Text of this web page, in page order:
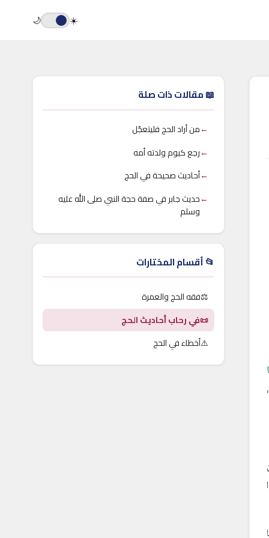
☀️
🌙
،
📖 مقالات ذات صلة
←من أراد الحج فليتعجّل
←رجع كيوم ولدته أمه
←أحاديث صحيحة في الحج
←حديث جابر في صفة حجة النبي صلى الله عليه
وسلم
📂 أقسام المختارات
⚖️فقه الحج والعمرة
📜في رحاب أحاديث الحج
⚠️أخطاء في الحج